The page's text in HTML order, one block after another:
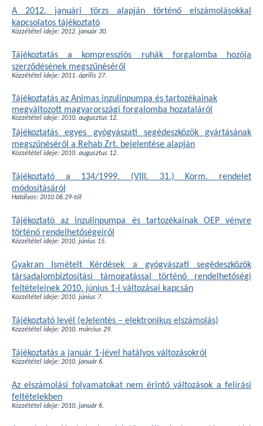
A 2012. januári törzs alapján történő elszámolásokkal
kapcsolatos tájékoztató
Közzététel ideje: 2012. január 30.
Tájékoztatás a kompressziós ruhák forgalomba hozója
szerződésének megszűnéséről
Közzététel ideje: 2011. április 27.
Tájékoztatás az Animas inzulinpumpa és tartozékainak
megváltozott magyarországi forgalomba hozataláról
Közzététel ideje: 2010. augusztus 12.
Tájékoztatás egyes gyógyászati segédeszközök gyártásának
megszűnéséről a Rehab Zrt. bejelentése alapján
Közzététel ideje: 2010. augusztus 12.
Tájékoztató a 134/1999. (VIII. 31.) Korm. rendelet
módosításáról
Hatályos: 2010.06.29-től
Tájékoztató az inzulinpumpa és tartozékainak OEP vényre
történő rendelhetőségeiről
Közzététel ideje: 2010. június 15.
Gyakran Ismételt Kérdések a gyógyászati segédeszközök
társadalombiztosítási támogatással történő rendelhetőségi
feltételeinek 2010. június 1-i változásai kapcsán
Közzététel ideje: 2010. június 7.
Tájékoztató levél (eJelentés – elektronikus elszámolás)
Közzététel ideje: 2010. március 29.
Tájékoztatás a január 1-jével hatályos változásokról
Közzététel ideje: 2010. január 6.
Az elszámolási folyamatokat nem érintő változások a felírási
feltételekben
Közzététel ideje: 2010. január 6.